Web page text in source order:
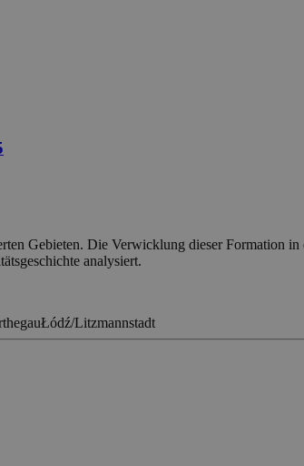
Gebieten. Die Verwicklung dieser Formation
analysiert.
Łódź/Litzmannstadt